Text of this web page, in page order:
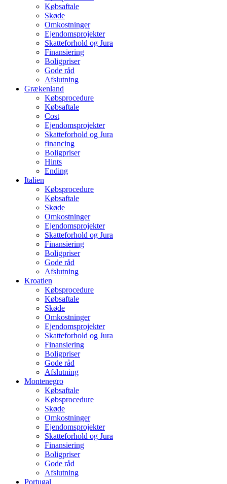
Købsaftale
Skøde
Omkostninger
Ejendomsprojekter
Skatteforhold og Jura
Finansiering
Boligpriser
Gode råd
Afslutning
Grækenland
Købsprocedure
Købsaftale
Cost
Ejendomsprojekter
Skatteforhold og Jura
financing
Boligpriser
Hints
Ending
Italien
Købsprocedure
Købsaftale
Skøde
Omkostninger
Ejendomsprojekter
Skatteforhold og Jura
Finansiering
Boligpriser
Gode råd
Afslutning
Kroatien
Købsprocedure
Købsaftale
Skøde
Omkostninger
Ejendomsprojekter
Skatteforhold og Jura
Finansiering
Boligpriser
Gode råd
Afslutning
Montenegro
Købsaftale
Købsprocedure
Skøde
Omkostninger
Ejendomsprojekter
Skatteforhold og Jura
Finansiering
Boligpriser
Gode råd
Afslutning
Portugal